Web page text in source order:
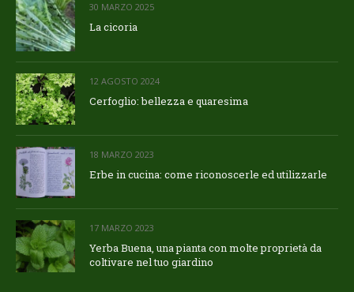
30 MARZO 2025
La cicoria
12 AGOSTO 2024
Cerfoglio: bellezza e quaresima
18 MARZO 2023
Erbe in cucina: come riconoscerle ed utilizzarle
17 MARZO 2023
Yerba Buena, una pianta con molte proprietà da
coltivare nel tuo giardino